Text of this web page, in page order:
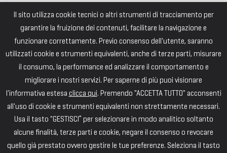
Il sito utilizza cookie tecnici o altri strumenti di tracciamento per
garantire la fruizione dei contenuti, facilitare la navigazione e
funzionare correttamente. Previo consenso dell'utente, saranno
utilizzati cookie e strumenti equivalenti, anche di terze parti, misurare
il consumo, la performance ed analizzare il comportamento e
migliorare i nostri servizi. Per saperne di più puoi visionare
l'informativa estesa clicca qui. Premendo "ACCETTA TUTTO" acconsenti
all'uso di cookie e strumenti equivalenti non strettamente necessari.
Usa il tasto "GESTISCI” per selezionare in modo analitico soltanto
alcune finalità, terze parti e cookie, negare il consenso o revocare
quello già prestato ovvero gestire le tue preferenze. Seleziona il tasto